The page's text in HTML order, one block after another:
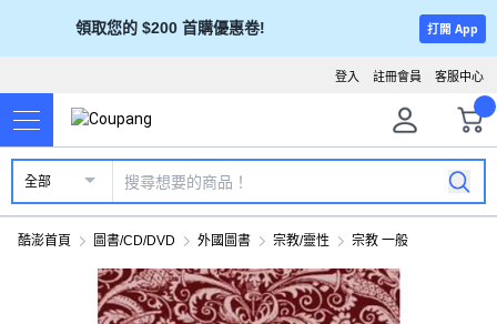
領取您的 $200 首購優惠卷! 打開 App
客服中心
註冊會員
登入
全部
酷澎首頁 圖書/CD/DVD 外國圖書 宗教/靈性 宗教 一般